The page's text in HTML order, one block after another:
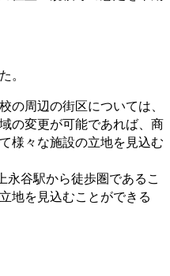
。
の周辺の街区については、
の変更が可能であれば、商
様々な施設の立地を見込む
永谷駅から徒歩圏であるこ
地を見込むことができる